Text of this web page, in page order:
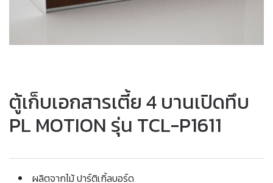
ตู้เก็บเอกสารเตี้ย 4 บานเปิดทึบ
PL MOTION รุ่น TCL-P1611
ผลิตจากไม้ ปาร์ติเกิ้ลบอร์ด